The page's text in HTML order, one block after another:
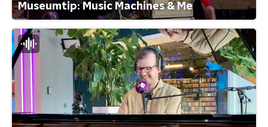
Museumtip: Music Machines & Me